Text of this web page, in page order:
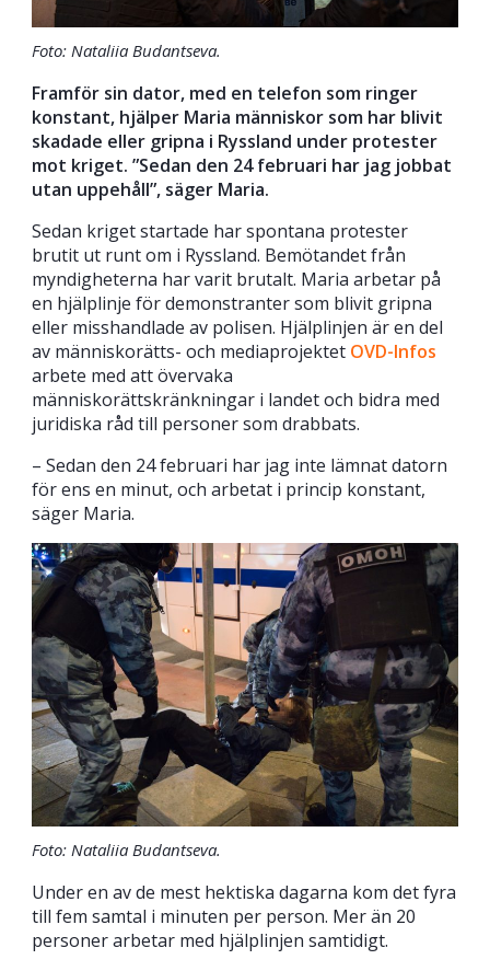
Foto: Nataliia Budantseva.
Framför sin dator, med en telefon som ringer
konstant, hjälper Maria människor som har blivit
skadade eller gripna i Ryssland under protester
mot kriget. ”Sedan den 24 februari har jag jobbat
utan uppehåll”, säger Maria.
Sedan kriget startade har spontana protester
brutit ut runt om i Ryssland. Bemötandet från
myndigheterna har varit brutalt. Maria arbetar på
en hjälplinje för demonstranter som blivit gripna
eller misshandlade av polisen. Hjälplinjen är en del
av människorätts- och mediaprojektet OVD-Infos
arbete med att övervaka
människorättskränkningar i landet och bidra med
juridiska råd till personer som drabbats.
– Sedan den 24 februari har jag inte lämnat datorn
för ens en minut, och arbetat i princip konstant,
säger Maria.
Foto: Nataliia Budantseva.
Under en av de mest hektiska dagarna kom det fyra
till fem samtal i minuten per person. Mer än 20
personer arbetar med hjälplinjen samtidigt.